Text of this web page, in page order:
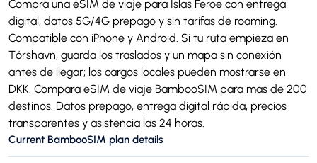
Compra una eSIM de viaje para Islas Feroe con entrega
digital, datos 5G/4G prepago y sin tarifas de roaming.
Compatible con iPhone y Android. Si tu ruta empieza en
Tórshavn, guarda los traslados y un mapa sin conexión
antes de llegar; los cargos locales pueden mostrarse en
DKK. Compara eSIM de viaje BambooSIM para más de 200
destinos. Datos prepago, entrega digital rápida, precios
transparentes y asistencia las 24 horas.
Current BambooSIM plan details